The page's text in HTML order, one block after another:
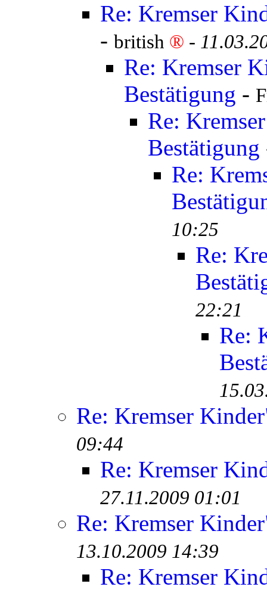
Re: Kremser
- british ® -
Re: Kremser
Bestätigung -
Re:
Bestätigung
Re:
10:25
Re:
22:21
Re:
Re: Kremser
09:44
Re: Kremser
27.11.2009 01:01
Re: Kremser
13.10.2009 14:39
Re: Kremser